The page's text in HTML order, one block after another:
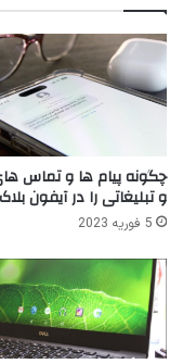
چگونه پیام ها و تماس
و تبلیغاتی را در آیفون
5 فوریه 2023